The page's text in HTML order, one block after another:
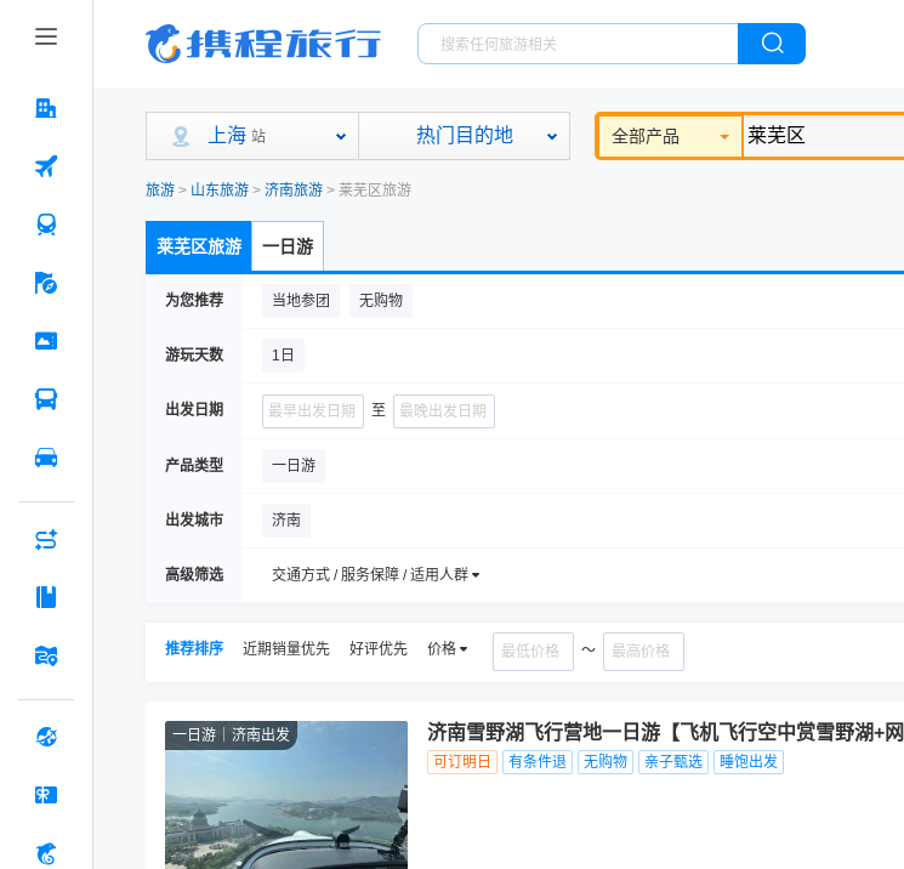
上海 站 热门目的地 全部产品
旅游 > 山东旅游 > 济南旅游 > 莱芜区旅游
莱芜区旅游 一日游
为您推荐 当地参团 无购物
游玩天数 1日
出发日期 至
产品类型 一日游
出发城市 济南
高级筛选 交通方式 / 服务保障 / 适用人群
推荐排序 近期销量优先 好评优先 价格 ～
一日游 济南出发 济南雪野湖飞行营地一日游【飞机飞行空中赏雪野湖+网
可订明日 有条件退 无购物 亲子甄选 睡饱出发